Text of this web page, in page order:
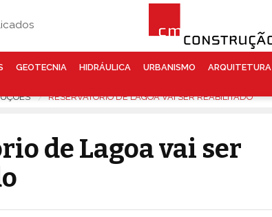
GEOTECNIA HIDRÁULICA URBANISMO ARQUITETURA
RESERVATÓRIO DE LAGOA VAI SER REABILITADO
de Lagoa vai ser